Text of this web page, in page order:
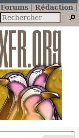
Forums
Rédaction